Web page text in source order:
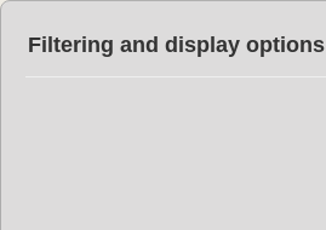
Filtering and display options